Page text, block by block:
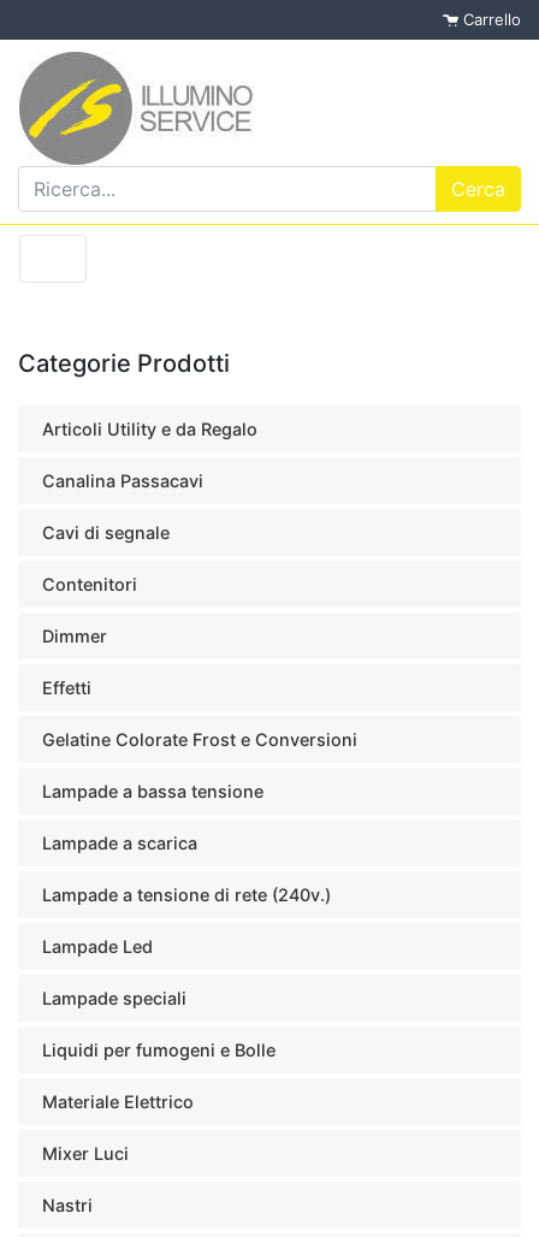
Carrello
Categorie Prodotti
Articoli Utility e da Regalo
Canalina Passacavi
Cavi di segnale
Contenitori
Dimmer
Effetti
Gelatine Colorate Frost e Conversioni
Lampade a bassa tensione
Lampade a scarica
Lampade a tensione di rete (240v.)
Lampade Led
Lampade speciali
Liquidi per fumogeni e Bolle
Materiale Elettrico
Mixer Luci
Nastri